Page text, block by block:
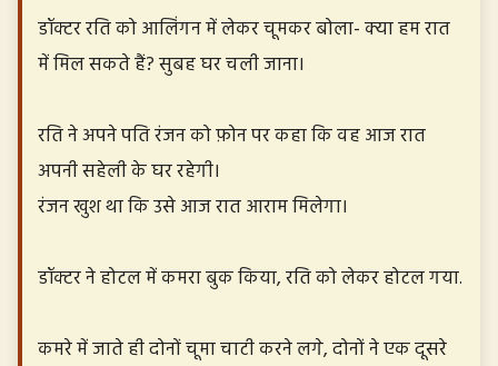
डॉक्टर रति को आलिंगन में लेकर चूमकर बोला- क्या हम रात
में मिल सकते हैं? सुबह घर चली जाना।
रति ने अपने पति रंजन को फ़ोन पर कहा कि वह आज रात
अपनी सहेली के घर रहेगी।
रंजन खुश था कि उसे आज रात आराम मिलेगा।
डॉक्टर ने होटल में कमरा बुक किया, रति को लेकर होटल गया.
कमरे में जाते ही दोनों चूमा चाटी करने लगे, दोनों ने एक दूसरे